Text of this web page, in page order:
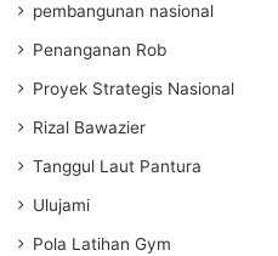
pembangunan nasional
Penanganan Rob
Proyek Strategis Nasional
Rizal Bawazier
Tanggul Laut Pantura
Ulujami
Pola Latihan Gym